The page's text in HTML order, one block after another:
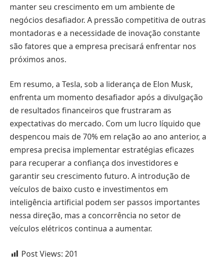
manter seu crescimento em um ambiente de
negócios desafiador. A pressão competitiva de outras
montadoras e a necessidade de inovação constante
são fatores que a empresa precisará enfrentar nos
próximos anos.
Em resumo, a Tesla, sob a liderança de Elon Musk,
enfrenta um momento desafiador após a divulgação
de resultados financeiros que frustraram as
expectativas do mercado. Com um lucro líquido que
despencou mais de 70% em relação ao ano anterior, a
empresa precisa implementar estratégias eficazes
para recuperar a confiança dos investidores e
garantir seu crescimento futuro. A introdução de
veículos de baixo custo e investimentos em
inteligência artificial podem ser passos importantes
nessa direção, mas a concorrência no setor de
veículos elétricos continua a aumentar.
Post Views: 201